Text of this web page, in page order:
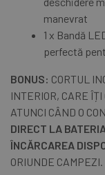
manevrat
1 x Bandă
perfectă
BONUS: CORTUL
INTERIOR, CARE
ATUNCI CÂND O
DIRECT LA
ÎNCĂRCAREA
ORIUNDE CAMPEZI.